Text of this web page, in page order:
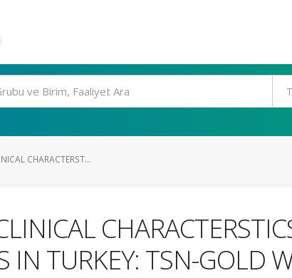
CHARACTERST...
IN TURKEY: TSN-GOLD